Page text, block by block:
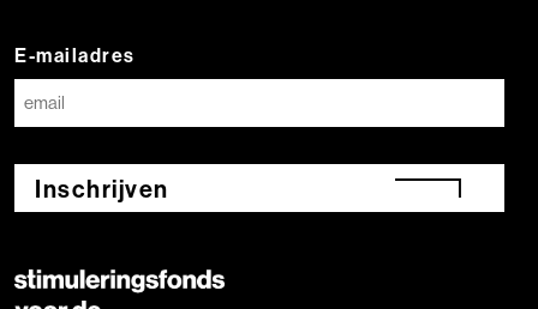
E-mailadres
Inschrijven